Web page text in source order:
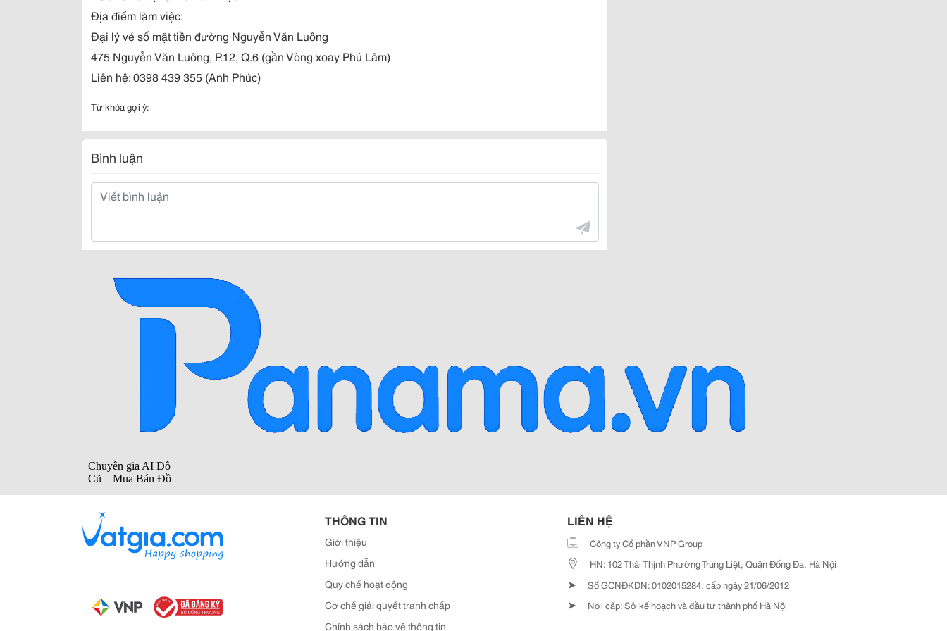
Địa điểm làm việc:
Đại lý vé số mặt tiền đường Nguyễn Văn Luông
475 Nguyễn Văn Luông, P.12, Q.6 (gần Vòng xoay Phú Lâm)
Liên hệ: 0398 439 355 (Anh Phúc)
Từ khóa gợi ý:
Bình luận
THÔNG TIN
Giới thiệu
Hướng dẫn
Quy chế hoạt động
Cơ chế giải quyết tranh chấp
Chính sách bảo vệ thông tin
LIÊN HỆ
Công ty Cổ phần VNP Group
HN: 102 Thái Thịnh Phường Trung Liệt, Quận Đống Đa, Hà Nội
➤ Số GCNĐKDN: 0102015284, cấp ngày 21/06/2012
➤ Nơi cấp: Sở kế hoạch và đầu tư thành phố Hà Nội